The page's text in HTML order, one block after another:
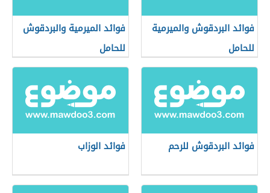
فوائد البردقوش والميرمية
للحامل
فوائد الميرمية والبردقوش
للحامل
فوائد البردقوش للرحم فوائد الوزاب